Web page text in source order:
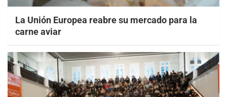
La Unión Europea reabre su mercado para la
carne aviar